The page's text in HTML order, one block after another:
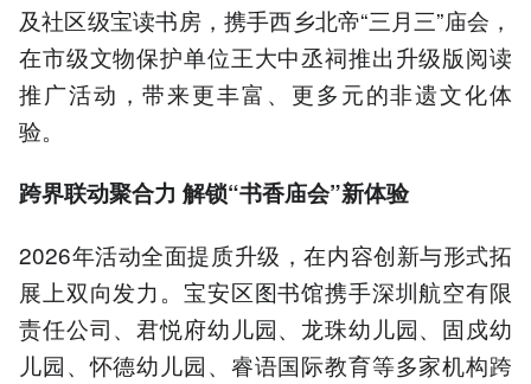
及社区级宝读书房，携手西乡北帝“三月三”庙会，
在市级文物保护单位王大中丞祠推出升级版阅读
推广活动，带来更丰富、更多元的非遗文化体
验。
跨界联动聚合力 解锁“书香庙会”新体验
2026年活动全面提质升级，在内容创新与形式拓
展上双向发力。宝安区图书馆携手深圳航空有限
责任公司、君悦府幼儿园、龙珠幼儿园、固戍幼
儿园、怀德幼儿园、睿语国际教育等多家机构跨